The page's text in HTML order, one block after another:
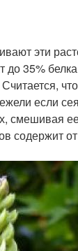
эти
35%
если
смешивая
содержит